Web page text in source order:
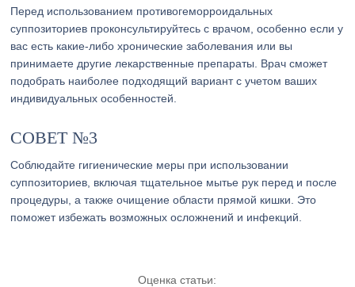
Перед использованием противогеморроидальных
суппозиториев проконсультируйтесь с врачом, особенно если у
вас есть какие-либо хронические заболевания или вы
принимаете другие лекарственные препараты. Врач сможет
подобрать наиболее подходящий вариант с учетом ваших
индивидуальных особенностей.
СОВЕТ №3
Соблюдайте гигиенические меры при использовании
суппозиториев, включая тщательное мытье рук перед и после
процедуры, а также очищение области прямой кишки. Это
поможет избежать возможных осложнений и инфекций.
Оценка статьи: